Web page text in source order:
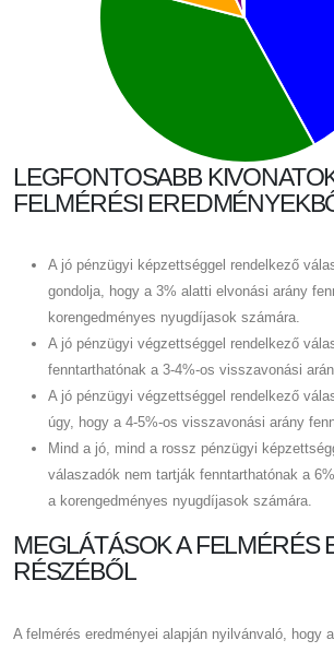
LEGFONTOSABB
FELMÉRÉSI
A jó pénzügyi képzettséggel rendelkező
gondolja, hogy a 3% alatti elvonási arány
korengedményes nyugdíjasok számára.
A jó pénzügyi végzettséggel rendelkező
fenntarthatónak a 3-4%-os visszavonási
A jó pénzügyi végzettséggel rendelkező
úgy, hogy a 4-5%-os visszavonási arány
Mind a jó, mind a rossz pénzügyi
válaszadók nem tartják fenntarthatónak a
a korengedményes nyugdíjasok számára.
MEGLÁTÁSOK A FELMÉRÉS
RÉSZÉBŐL
A felmérés eredményei alapján nyilvánvaló, hogy